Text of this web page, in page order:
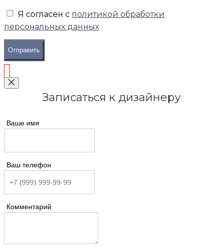
Я согласен с политикой обработки
персональных данных
Отправить
Записаться к дизайнеру
Ваше имя
Ваш телефон
Комментарий